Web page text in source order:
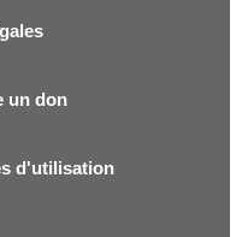
un don
d'utilisation